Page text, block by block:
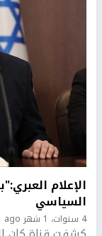
الإعلام
السياسي
4 سنوات، 1 شهر ago